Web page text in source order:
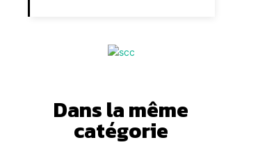
Dans la même
catégorie